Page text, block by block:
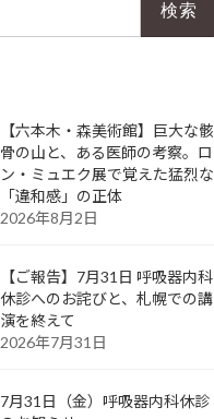
【六本木・森美術館】巨大な骸
骨の山と、ある医師の考察。ロ
ン・ミュエク展で覚えた猛烈な
「違和感」の正体
2026年8月2日
【ご報告】7月31日 呼吸器内科
休診へのお詫びと、札幌での講
演を終えて
2026年7月31日
7月31日（金）呼吸器内科休診